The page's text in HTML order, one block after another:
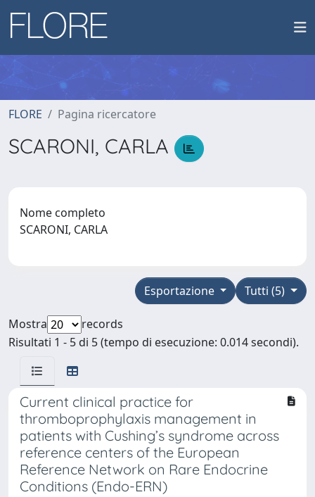
FLORE Pagina ricercatore
SCARONI, CARLA
Nome completo
SCARONI, CARLA
Tutti (5)
Esportazione
Mostra
records
Risultati 1 - 5 di 5 (tempo di esecuzione: 0.014 secondi).
Current clinical practice for
thromboprophylaxis management in
patients with Cushing’s syndrome across
reference centers of the European
Reference Network on Rare Endocrine
Conditions (Endo-ERN)